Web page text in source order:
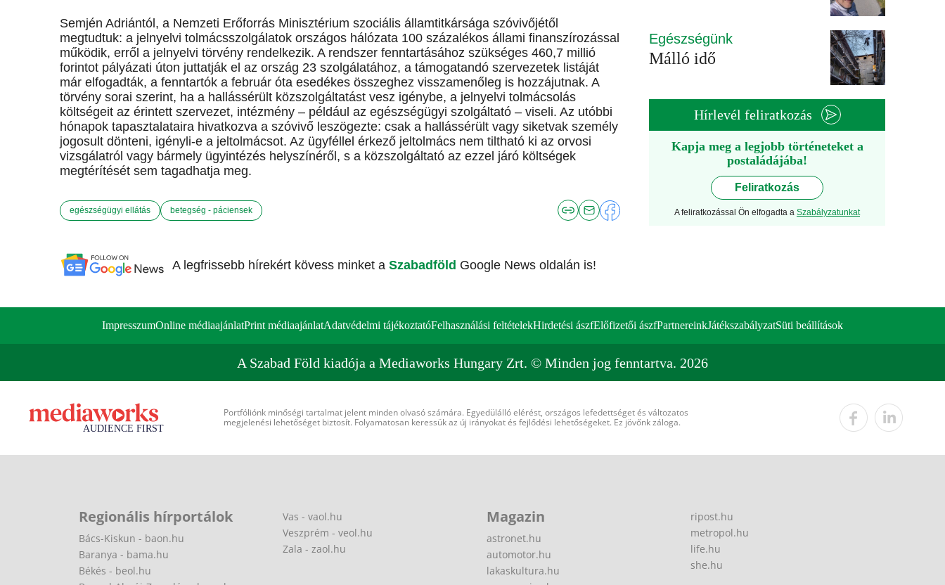
Semjén Adriántól, a Nemzeti Erőforrás Minisztérium szociális államtitkársága szóvivőjétől
megtudtuk: a jelnyelvi tolmácsszolgálatok országos hálózata 100 százalékos állami finanszírozással
működik, erről a jelnyelvi törvény rendelkezik. A rendszer fenntartásához szükséges 460,7 millió
forintot pályázati úton juttatják el az ország 23 szolgálatához, a támogatandó szervezetek listáját
már elfogadták, a fenntartók a február óta esedékes összeghez visszamenőleg is hozzájutnak. A
törvény sorai szerint, ha a hallássérült közszolgáltatást vesz igénybe, a jelnyelvi tolmácsolás
költségeit az érintett szervezet, intézmény – például az egészségügyi szolgáltató – viseli. Az utóbbi
hónapok tapasztalataira hivatkozva a szóvivő leszögezte: csak a hallássérült vagy siketvak személy
jogosult dönteni, igényli-e a jeltolmácsot. Az ügyféllel érkező jeltolmács nem tiltható ki az orvosi
vizsgálatról vagy bármely ügyintézés helyszínéről, s a közszolgáltató az ezzel járó költségek
megtérítését sem tagadhatja meg.
egészségügyi ellátás betegség - páciensek
A legfrissebb hírekért kövess minket a Szabadföld Google News oldalán is!
Egészségünk
Málló idő
Hírlevél feliratkozás
Kapja meg a legjobb történeteket a
postaládájába!
Feliratkozás
A feliratkozással Ön elfogadta a Szabályzatunkat
ImpresszumOnline médiaajánlatPrint médiaajánlatAdatvédelmi tájékoztatóFelhasználási feltételekHirdetési ászfElőfizetői ászfPartnereinkJátékszabályzatSüti beállítások
A Szabad Föld kiadója a Mediaworks Hungary Zrt. © Minden jog fenntartva. 2026
Portfóliónk minőségi tartalmat jelent minden olvasó számára. Egyedülálló elérést, országos lefedettséget és változatos
megjelenési lehetőséget biztosít. Folyamatosan keressük az új irányokat és fejlődési lehetőségeket. Ez jövőnk záloga.
Regionális hírportálok
Bács-Kiskun - baon.hu
Baranya - bama.hu
Békés - beol.hu
Vas - vaol.hu
Veszprém - veol.hu
Zala - zaol.hu
Magazin
astronet.hu
automotor.hu
lakaskultura.hu
ripost.hu
metropol.hu
life.hu
she.hu